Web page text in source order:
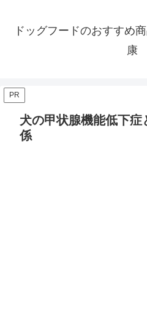
ドッグフードのおすすめ
康
PR
犬の甲状腺機能低下症
係